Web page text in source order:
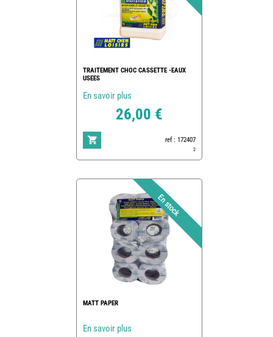
TRAITEMENT CHOC CASSETTE -EAUX
USEES
En savoir plus
26,00 €
ref : 172407
2
MATT PAPER
En savoir plus